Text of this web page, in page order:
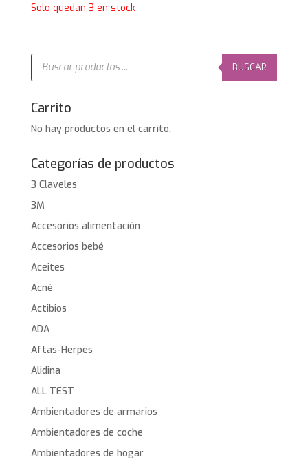
Solo quedan 3 en stock
Búsqueda
productos
BUSCAR
Carrito
No hay productos en el carrito.
Categorías de productos
3 Claveles
3M
Accesorios alimentación
Accesorios bebé
Aceites
Acné
Actibios
ADA
Aftas-Herpes
Alidina
ALL TEST
Ambientadores de armarios
Ambientadores de coche
Ambientadores de hogar